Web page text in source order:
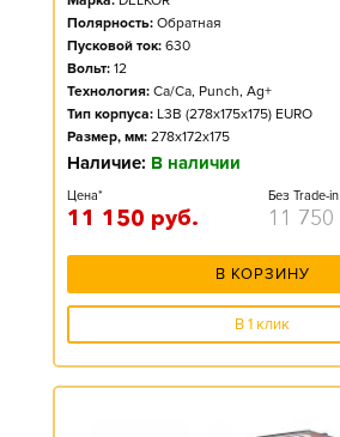
Полярность: Обратная
Пусковой ток: 630
Вольт: 12
Технология: Ca/Ca, Punch, Ag+
Тип корпуса: L3B (278x175x175) EURO
Размер, мм: 278x172x175
Наличие: В наличии
Цена*
11 150 руб.
Без Trade-in
11 750
В КОРЗИНУ
В 1 клик